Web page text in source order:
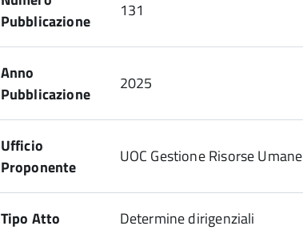
Pubblicazione
131
Anno
Pubblicazione
2025
Ufficio
Proponente
UOC Gestione Risorse Umane
Tipo Atto Determine dirigenziali